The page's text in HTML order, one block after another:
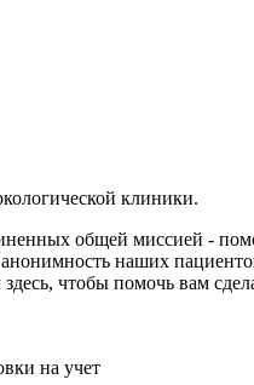
клиники.
общей миссией -
наших
чтобы помочь вам
на учет